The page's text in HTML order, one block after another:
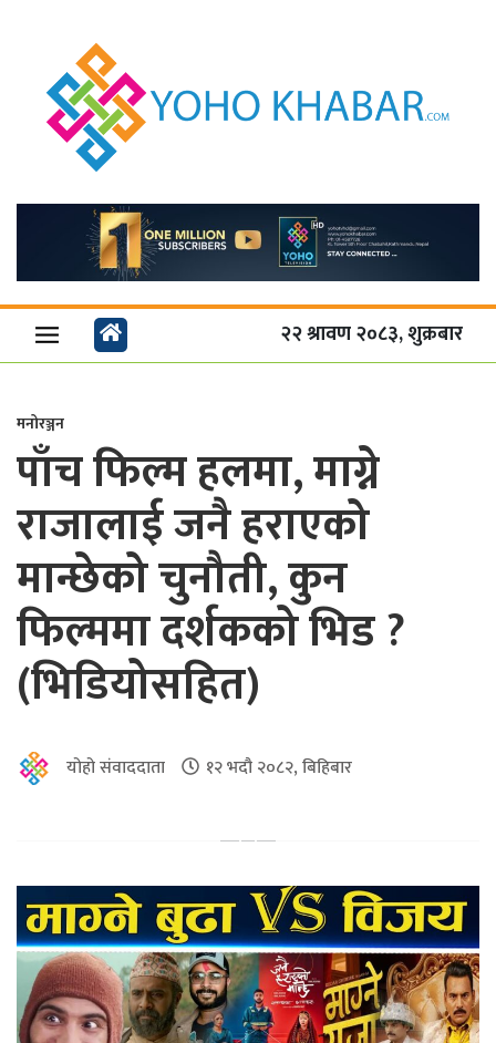
२२ श्रावण २०८३, शुक्रबार
मनोरञ्जन
पाँच फिल्म हलमा, माग्ने
राजालाई जनै हराएको
मान्छेको चुनौती, कुन
फिल्ममा दर्शकको भिड ?
(भिडियोसहित)
योहो संवाददाता १२ भदौ २०८२, बिहिबार